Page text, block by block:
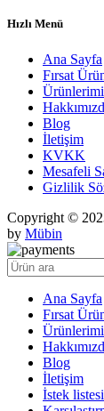
Hızlı Menü
Ana Sayfa
Fırsat
Blog
İletişim
KVKK
Mesafeli
Gizlilik
Copyright ©
by Mübin
Ana Sayfa
Fırsat
Blog
İletişim
İstek listesi